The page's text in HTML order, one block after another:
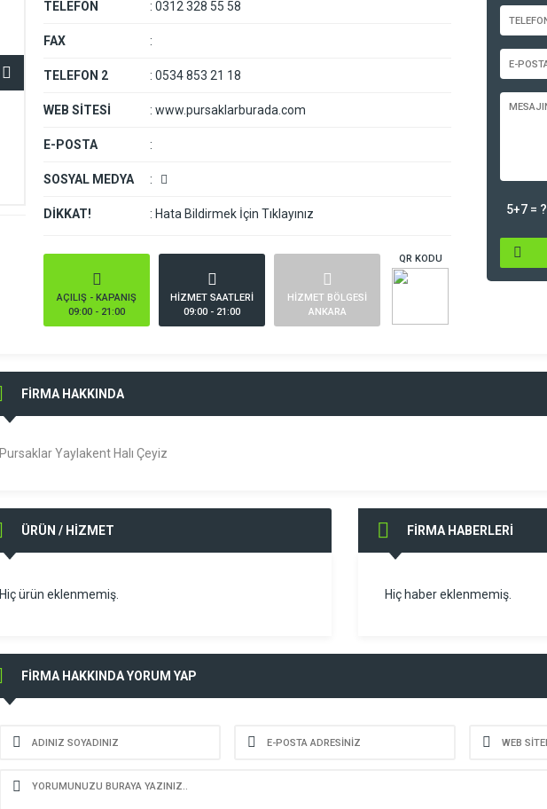
TELEFON : 0312 328 55 58
FAX :
TELEFON 2 : 0534 853 21 18
WEB SİTESİ : www.pursaklarburada.com
E-POSTA :
SOSYAL MEDYA :
DİKKAT! : Hata Bildirmek İçin Tıklayınız
AÇILIŞ - KAPANIŞ
09:00 - 21:00
HİZMET SAATLERİ
09:00 - 21:00
HİZMET BÖLGESİ
ANKARA
QR KODU
5+7 = ?
FİRMA HAKKINDA
Pursaklar Yaylakent Halı Çeyiz
ÜRÜN / HİZMET
Hiç ürün eklenmemiş.
FİRMA HABERLERİ
Hiç haber eklenmemiş.
FİRMA HAKKINDA YORUM YAP